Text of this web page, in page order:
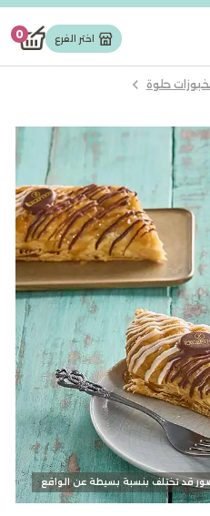
اختر الفرع 0
حلوة
قد تختلف بنسبة بسيطة عن الواقع